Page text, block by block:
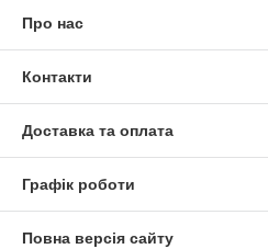
Про нас
Контакти
Доставка та оплата
Графік роботи
Повна версія сайту